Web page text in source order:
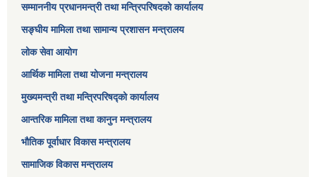
सम्माननीय प्रधानमन्त्री तथा मन्त्रिपरिषद‌को कार्यालय
सङ्‍घीय मामिला तथा सामान्य प्रशासन मन्त्रालय
लोक सेवा आयोग
आर्थिक मामिला तथा योजना मन्त्रालय​
मुख्यमन्त्री तथा मन्त्रिपरिषद्को कार्यालय
आन्तरिक मामिला तथा कानुन मन्त्रालय
भौतिक पूर्वाधार विकास मन्त्रालय
सामाजिक विकास मन्त्रालय